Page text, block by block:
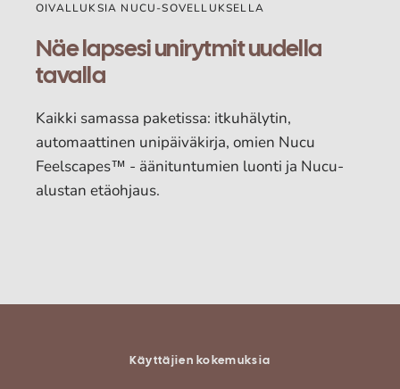
OIVALLUKSIA NUCU-SOVELLUKSELLA
Näe lapsesi unirytmit uudella
tavalla
Kaikki samassa paketissa: itkuhälytin,
automaattinen unipäiväkirja, omien Nucu
Feelscapes™ - äänituntumien luonti ja Nucu-
alustan etäohjaus.
Käyttäjien kokemuksia